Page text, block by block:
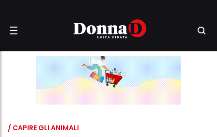
/ CAPIRE GLI ANIMALI